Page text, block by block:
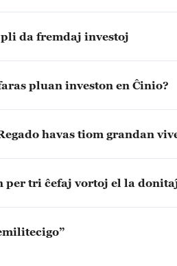
da fremdaj investoj
pluan investon en Ĉinio?
havas tiom grandan
per tri ĉefaj vortoj el la